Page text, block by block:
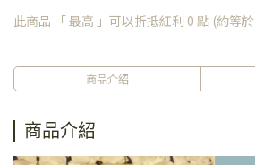
此商品 「 最高 」可以折抵紅利 0 點 (約等於
商品介紹
商品介紹